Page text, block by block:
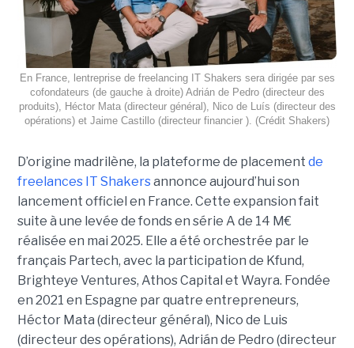
En France, lentreprise de freelancing IT Shakers sera dirigée par ses
cofondateurs (de gauche à droite) Adrián de Pedro (directeur des
produits), Héctor Mata (directeur général), Nico de Luís (directeur des
opérations) et Jaime Castillo (directeur financier ). (Crédit Shakers)
D’origine madrilène, la plateforme de placement de
freelances IT Shakersannonce aujourd’hui son
lancement officiel en France. Cette expansion fait
suite à une levée de fonds en série A de 14 M€
réalisée en mai 2025. Elle a été orchestrée par le
français Partech, avec la participation de Kfund,
Brighteye Ventures, Athos Capital et Wayra. Fondée
en 2021 en Espagne par quatre entrepreneurs,
Héctor Mata (directeur général), Nico de Luis
(directeur des opérations), Adrián de Pedro (directeur